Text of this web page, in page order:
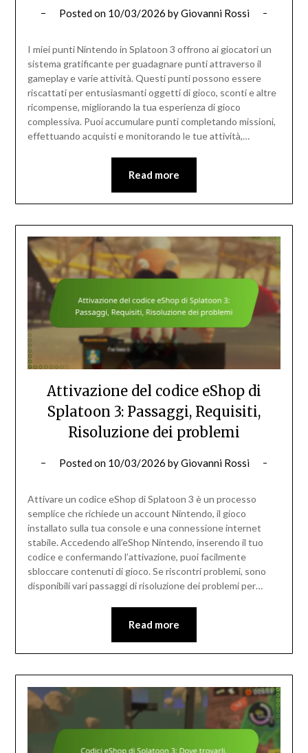
Posted on 10/03/2026 byGiovanni Rossi
I miei punti Nintendo in Splatoon 3 offrono ai giocatori un
sistema gratificante per guadagnare punti attraverso il
gameplay e varie attività. Questi punti possono essere
riscattati per entusiasmanti oggetti di gioco, sconti e altre
ricompense, migliorando la tua esperienza di gioco
complessiva. Puoi accumulare punti completando missioni,
effettuando acquisti e monitorando le tue attività,…
Read more
Attivazione del codice eShop di
Splatoon 3: Passaggi, Requisiti,
Risoluzione dei problemi
Posted on 10/03/2026 byGiovanni Rossi
Attivare un codice eShop di Splatoon 3 è un processo
semplice che richiede un account Nintendo, il gioco
installato sulla tua console e una connessione internet
stabile. Accedendo all’eShop Nintendo, inserendo il tuo
codice e confermando l’attivazione, puoi facilmente
sbloccare contenuti di gioco. Se riscontri problemi, sono
disponibili vari passaggi di risoluzione dei problemi per…
Read more